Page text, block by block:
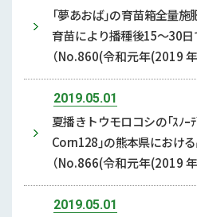
「夢あおば」の育苗箱全量
育苗により播種後15〜30
（No.860(令和元年(2019
2019.05.01
夏播きトウモロコシの「ｽﾉｰﾃ
Corn128」の熊本県におけ
（No.866(令和元年(2019
2019.05.01